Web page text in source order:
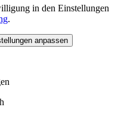
in den Einstellungen
.
anpassen